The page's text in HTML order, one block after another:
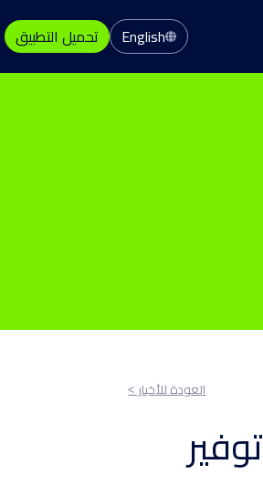
English تحميل التطبيق
العودة للأخبار ˂